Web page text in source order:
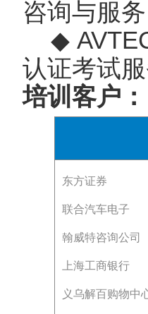
咨询与服
◆
认证考试
培训客户：
东方证券
联合汽车电子
翰威特咨询公司
上海工商银行
义乌解百购物中